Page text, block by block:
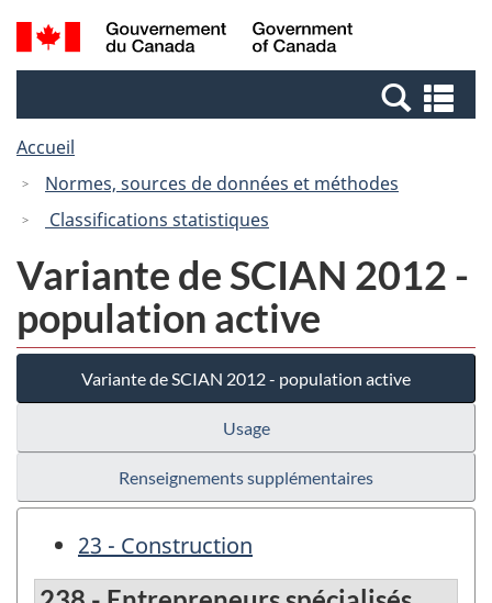
Passer
au
Passer
à
Canada
Recherche
et
et
Accueil
Normes, sources de données et méthodes
Classifications statistiques
Variante de SCIAN 2012 -
population active
Variante de SCIAN 2012 - population active
Usage
Renseignements supplémentaires
23 - Construction